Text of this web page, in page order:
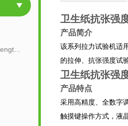
卫生纸抗张强
产品简介
该系列拉力试验机适
的拉伸、抗张强度试
卫生纸抗张强
产品特点
采用高精度、全数字
触摸键操作方式，液